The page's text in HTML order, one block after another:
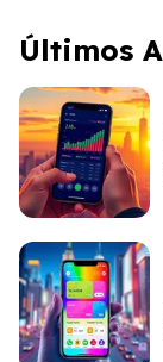
Últimos